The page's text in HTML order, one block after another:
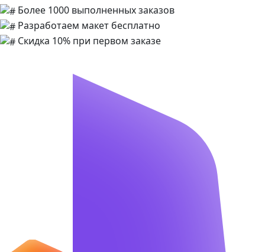
Более 1000 выполненных заказов
Разработаем макет бесплатно
Скидка 10% при первом заказе